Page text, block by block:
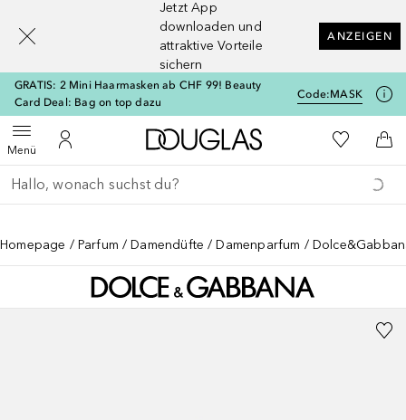
Jetzt App
downloaden und
attraktive Vorteile
sichern
ANZEIGEN
GRATIS: 2 Mini Haarmasken ab CHF 99! Beauty
Card Deal: Bag on top dazu
Code:MASK
MenüMenü öffnenZu Meinem Kundenkonto
Zur Douglas Startseite
Zu Meiner
Gehe zurück
Suche ausführen
Homepage Parfum Damendüfte Damenparfum
[navigation.slideout.screenreader]